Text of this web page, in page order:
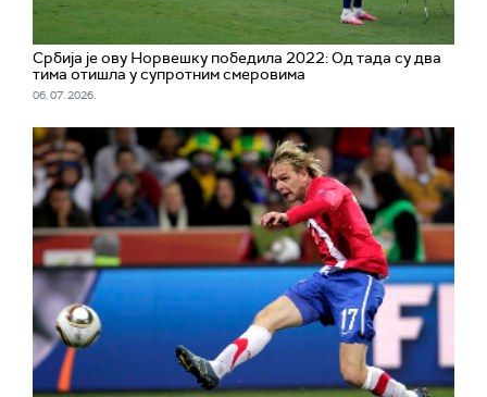
Србија је ову Норвешку победила 2022: Од тада су два
тима отишла у супротним смеровима
06. 07. 2026.